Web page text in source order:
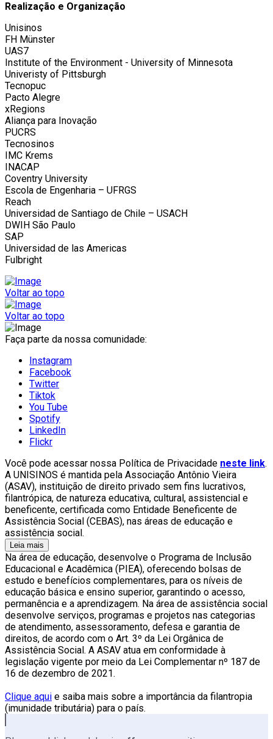
Realização e Organização
Unisinos
FH Münster
UAS7
Institute of the Environment - University of Minnesota
Univeristy of Pittsburgh
Tecnopuc
Pacto Alegre
xRegions
Aliança para Inovação
PUCRS
Tecnosinos
IMC Krems
INACAP
Coventry University
Escola de Engenharia – UFRGS
Reach
Universidad de Santiago de Chile – USACH
DWIH São Paulo
SAP
Universidad de las Americas
Fulbright
Voltar ao topo
Voltar ao topo
Faça parte da nossa comunidade:
Instagram
Facebook
Twitter
Tiktok
You Tube
Spotify
LinkedIn
Flickr
Você pode acessar nossa Política de Privacidade neste link.
A UNISINOS é mantida pela Associação Antônio Vieira
(ASAV), instituição de direito privado sem fins lucrativos,
filantrópica, de natureza educativa, cultural, assistencial e
beneficente, certificada como Entidade Beneficente de
Assistência Social (CEBAS), nas áreas de educação e
assistência social.
Leia mais
Na área de educação, desenvolve o Programa de Inclusão
Educacional e Acadêmica (PIEA), oferecendo bolsas de
estudo e benefícios complementares, para os níveis de
educação básica e ensino superior, garantindo o acesso,
permanência e a aprendizagem. Na área de assistência social
desenvolve serviços, programas e projetos nas categorias
de atendimento, assessoramento, defesa e garantia de
direitos, de acordo com o Art. 3º da Lei Orgânica de
Assistência Social. A ASAV atua em conformidade à
legislação vigente por meio da Lei Complementar nº 187 de
16 de dezembro de 2021.
Clique aqui e saiba mais sobre a importância da filantropia
(imunidade tributária) para o país.